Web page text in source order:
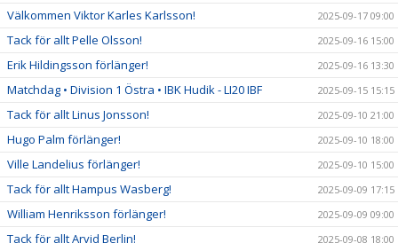
Välkommen Viktor Karles Karlsson! 2025-09-17 09:00
Tack för allt Pelle Olsson! 2025-09-16 15:00
Erik Hildingsson förlänger! 2025-09-16 13:30
Matchdag • Division 1 Östra • IBK Hudik - LI20 IBF 2025-09-15 15:15
Tack för allt Linus Jonsson! 2025-09-10 21:00
Hugo Palm förlänger! 2025-09-10 18:00
Ville Landelius förlänger! 2025-09-10 15:00
Tack för allt Hampus Wasberg! 2025-09-09 17:15
William Henriksson förlänger! 2025-09-09 09:00
Tack för allt Arvid Berlin! 2025-09-08 18:00